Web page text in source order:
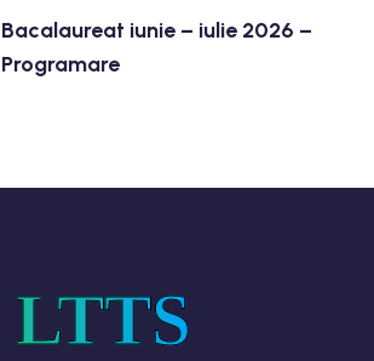
Bacalaureat iunie – iulie 2026 –
Programare
LTTS